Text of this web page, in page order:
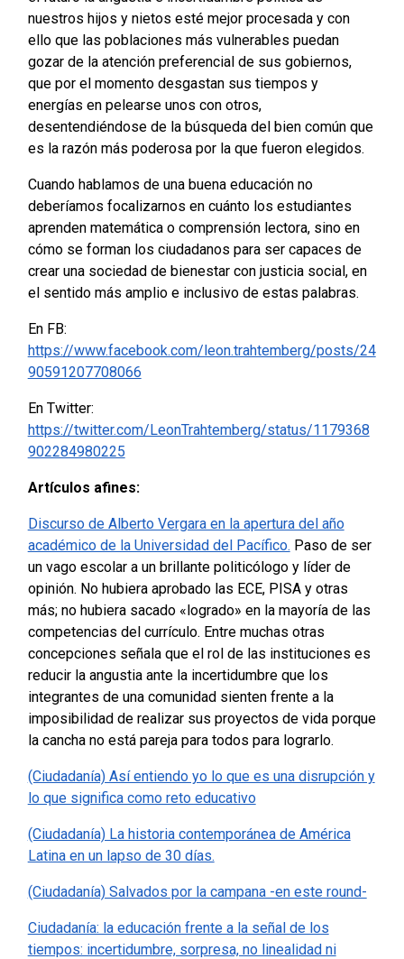
nuestros hijos y nietos esté mejor procesada y con
ello que las poblaciones más vulnerables puedan
gozar de la atención preferencial de sus gobiernos,
que por el momento desgastan sus tiempos y
energías en pelearse unos con otros,
desentendiéndose de la búsqueda del bien común que
es la razón más poderosa por la que fueron elegidos.
Cuando hablamos de una buena educación no
deberíamos focalizarnos en cuánto los estudiantes
aprenden matemática o comprensión lectora, sino en
cómo se forman los ciudadanos para ser capaces de
crear una sociedad de bienestar con justicia social, en
el sentido más amplio e inclusivo de estas palabras.
En FB:
https://www.facebook.com/leon.trahtemberg/posts/24
90591207708066
En Twitter:
https://twitter.com/LeonTrahtemberg/status/1179368
902284980225
Artículos afines:
Discurso de Alberto Vergara en la apertura del año
académico de la Universidad del Pacífico. Paso de ser
un vago escolar a un brillante politicólogo y líder de
opinión. No hubiera aprobado las ECE, PISA y otras
más; no hubiera sacado «logrado» en la mayoría de las
competencias del currículo. Entre muchas otras
concepciones señala que el rol de las instituciones es
reducir la angustia ante la incertidumbre que los
integrantes de una comunidad sienten frente a la
imposibilidad de realizar sus proyectos de vida porque
la cancha no está pareja para todos para lograrlo.
(Ciudadanía) Así entiendo yo lo que es una disrupción y
lo que significa como reto educativo
(Ciudadanía) La historia contemporánea de América
Latina en un lapso de 30 días.
(Ciudadanía) Salvados por la campana -en este round-
Ciudadanía: la educación frente a la señal de los
tiempos: incertidumbre, sorpresa, no linealidad ni